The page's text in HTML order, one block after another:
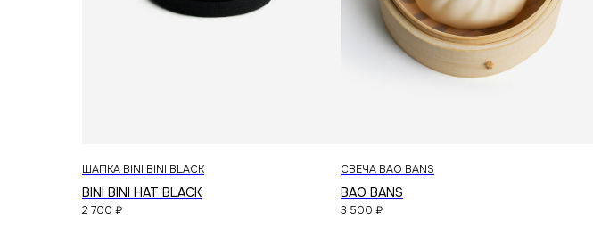
ШАПКА BINI BINI BLACK
BINI BINI HAT BLACK
2 700 ₽
СВЕЧА BAO BANS
BAO BANS
3 500 ₽